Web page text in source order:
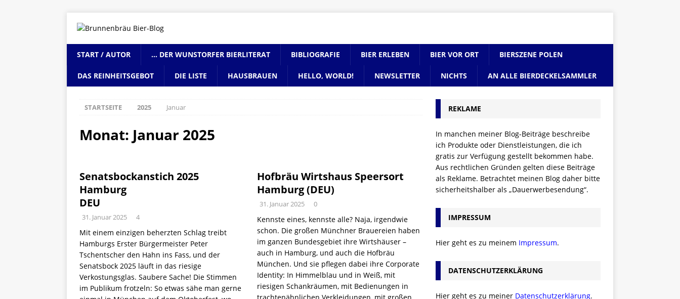
START / AUTOR … DER WUNSTORFER BIERLITERAT BIBLIOGRAFIE BIER ERLEBEN BIER VOR ORT BIERSZENE POLEN
DAS REINHEITSGEBOT DIE LISTE HAUSBRAUEN HELLO, WORLD! NEWSLETTER NICHTS AN ALLE BIERDECKELSAMMLER
STARTSEITE 2025 Januar
Monat: Januar 2025
Senatsbockanstich 2025
Hamburg
DEU
31. Januar 2025 4
Mit einem einzigen beherzten Schlag treibt
Hamburgs Erster Bürgermeister Peter
Tschentscher den Hahn ins Fass, und der
Senatsbock 2025 läuft in das riesige
Verkostungsglas. Saubere Sache! Die Stimmen
im Publikum frotzeln: So etwas sähe man gerne
Hofbräu Wirtshaus Speersort
Hamburg (DEU)
31. Januar 2025 0
Kennste eines, kennste alle? Naja, irgendwie
schon. Die großen Münchner Brauereien haben
im ganzen Bundesgebiet ihre Wirtshäuser –
auch in Hamburg, und auch die Hofbräu
München. Und sie pflegen dabei ihre Corporate
Identity: In Himmelblau und in Weiß, mit
riesigen Schankräumen, mit Bedienungen in
REKLAME
In manchen meiner Blog-Beiträge beschreibe
ich Produkte oder Dienstleistungen, die ich
gratis zur Verfügung gestellt bekommen habe.
Aus rechtlichen Gründen gelten diese Beiträge
als Reklame. Betrachtet meinen Blog daher bitte
sicherheitshalber als „Dauerwerbesendung“.
IMPRESSUM
Hier geht es zu meinem Impressum.
DATENSCHUTZERKLÄRUNG
Hier geht es zu meiner Datenschutzerklärung.